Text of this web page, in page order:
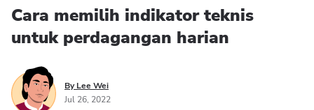
Cara memilih indikator teknis
untuk perdagangan harian
By Lee Wei
Jul 26, 2022